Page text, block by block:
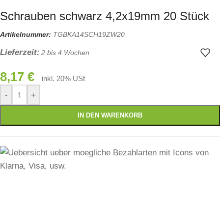
Schrauben schwarz 4,2x19mm 20 Stück
Artikelnummer: TGBKA14SCH19ZW20
Lieferzeit: 2 bis 4 Wochen
8,17 € inkl. 20% USt
- +
IN DEN WARENKORB